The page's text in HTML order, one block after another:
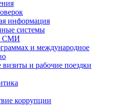
информация
системы
СМИ
и международное
и рабочие поездки
коррупции